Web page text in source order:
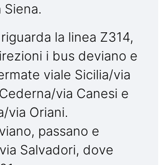
la linea Z314,
i bus deviano e
viale Sicilia/via
via Canesi e
via Oriani.
passano e
Salvadori, dove